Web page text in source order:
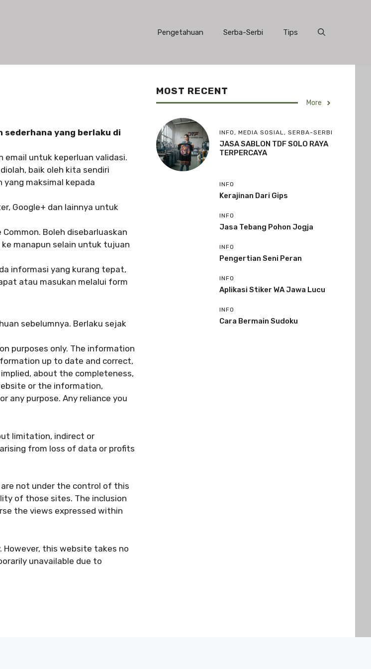
Pengetahuan Serba-Serbi Tips
yang berlaku di
email untuk keperluan validasi.
baik oleh kita sendiri
yang maksimal kepada
Google+ dan lainnya untuk
Boleh disebarluaskan
manapun selain untuk tujuan
informasi yang kurang tepat,
atau masukan melalui form
sebelumnya. Berlaku sejak
purposes only. The information
up to date and correct,
about the completeness,
or the information,
any purpose. Any reliance you
limitation, indirect or
from loss of data or profits
not under the control of this
of those sites. The inclusion
the views expressed within
this website takes no
unavailable due to
MOST RECENT
More
INFO, MEDIA SOSIAL, SERBA-SERBI
JASA SABLON TDF S0LO RAYA
TERPERCAYA
INFO
Kerajinan Dari Gips
INFO
Jasa Tebang Pohon Jogja
INFO
Pengertian Seni Peran
INFO
Aplikasi Stiker WA Jawa Lucu
INFO
Cara Bermain Sudoku